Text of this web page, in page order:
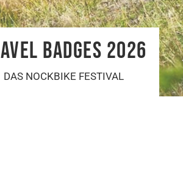
BADGES 2026
DAS NOCKBIKE FESTIVAL